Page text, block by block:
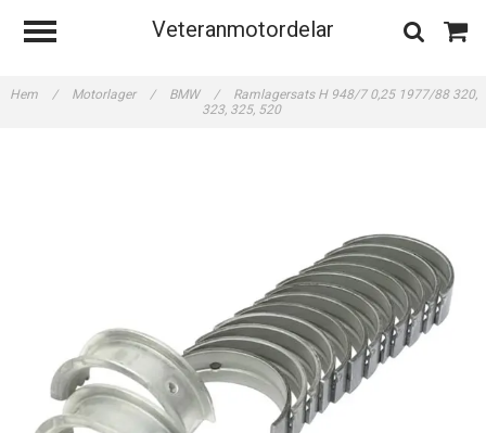
Veteranmotordelar
Hem / Motorlager / BMW /
Ramlagersats H 948/7 0,25 1977/88 320,
323, 325, 520